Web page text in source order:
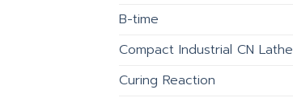
B-time
Compact Industrial CN Lathe
Curing Reaction